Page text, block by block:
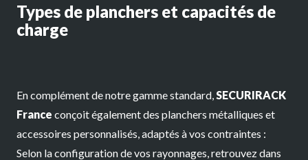
Types de planchers et capacités de
charge
En complément de notre gamme standard, SECURIRACK
France conçoit également des planchers métalliques et
accessoires personnalisés, adaptés à vos contraintes :
Selon la configuration de vos rayonnages, retrouvez dans